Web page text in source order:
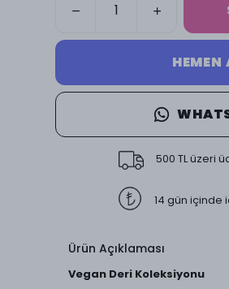
HEMEN
500 TL üzeri
14 gün içinde
Ürün Açıklaması
Vegan Deri Koleksiyonu